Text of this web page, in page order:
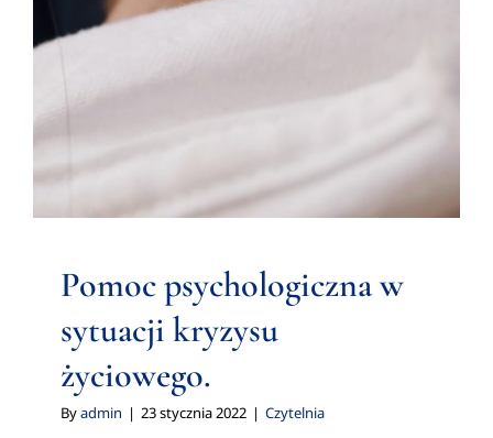
Pomoc psychologiczna w
sytuacji kryzysu
życiowego.
Byadmin | 23 stycznia 2022 | Czytelnia